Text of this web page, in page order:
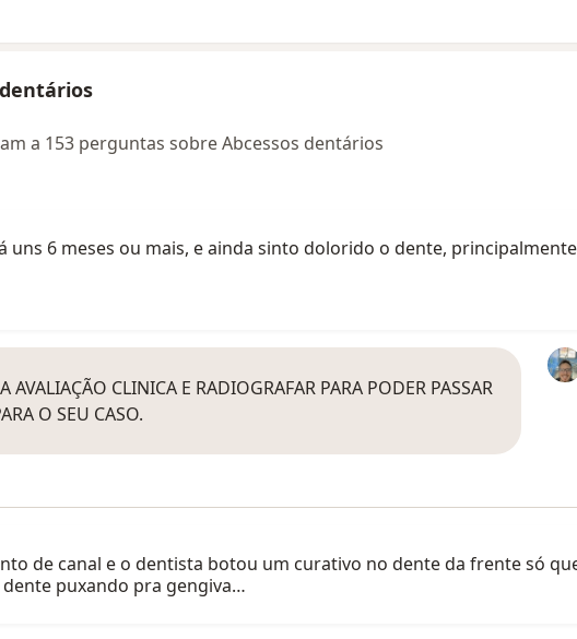
a 153 perguntas sobre Abcessos dentários
uns 6 meses ou mais, e ainda sinto dolorido o dente,
AVALIAÇÃO CLINICA E RADIOGRAFAR PARA PODER PASSAR
O SEU CASO.
de canal e o dentista botou um curativo no dente da frente só
puxando pra gengiva…